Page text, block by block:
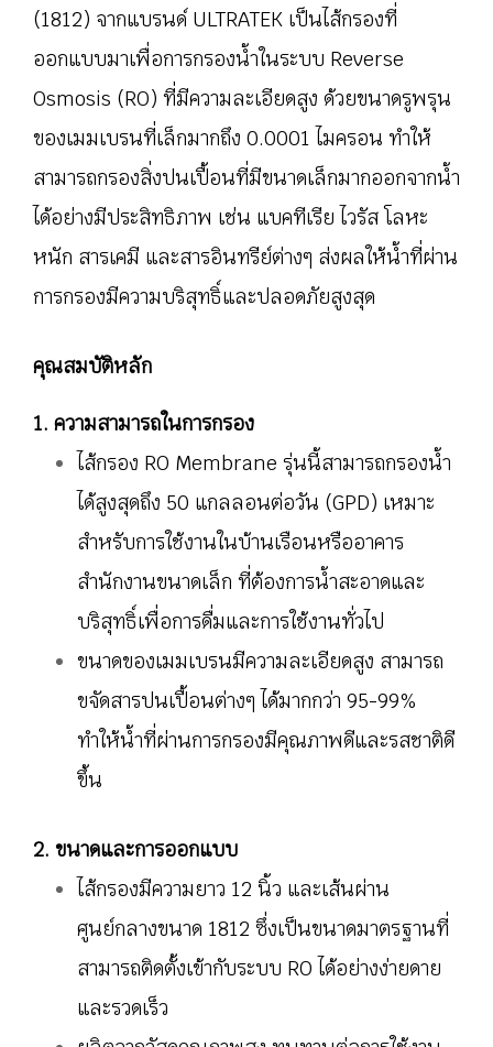
(1812) จากแบรนด์ ULTRATEK เป็นไส้กรองที่
ออกแบบมาเพื่อการกรองน้ำในระบบ Reverse
Osmosis (RO) ที่มีความละเอียดสูง ด้วยขนาดรูพรุน
ของเมมเบรนที่เล็กมากถึง 0.0001 ไมครอน ทำให้
สามารถกรองสิ่งปนเปื้อนที่มีขนาดเล็กมากออกจากน้ำ
ได้อย่างมีประสิทธิภาพ เช่น แบคทีเรีย ไวรัส โลหะ
หนัก สารเคมี และสารอินทรีย์ต่างๆ ส่งผลให้น้ำที่ผ่าน
การกรองมีความบริสุทธิ์และปลอดภัยสูงสุด
คุณสมบัติหลัก
1. ความสามารถในการกรอง
ไส้กรอง RO Membrane รุ่นนี้สามารถกรองน้ำ
ได้สูงสุดถึง 50 แกลลอนต่อวัน (GPD) เหมาะ
สำหรับการใช้งานในบ้านเรือนหรืออาคาร
สำนักงานขนาดเล็ก ที่ต้องการน้ำสะอาดและ
บริสุทธิ์เพื่อการดื่มและการใช้งานทั่วไป
ขนาดของเมมเบรนมีความละเอียดสูง สามารถ
ขจัดสารปนเปื้อนต่างๆ ได้มากกว่า 95-99%
ทำให้น้ำที่ผ่านการกรองมีคุณภาพดีและรสชาติดี
ขึ้น
2. ขนาดและการออกแบบ
ไส้กรองมีความยาว 12 นิ้ว และเส้นผ่าน
ศูนย์กลางขนาด 1812 ซึ่งเป็นขนาดมาตรฐานที่
สามารถติดตั้งเข้ากับระบบ RO ได้อย่างง่ายดาย
และรวดเร็ว